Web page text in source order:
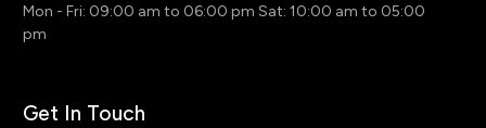
Mon - Fri: 09:00 am to 06:00 pm Sat: 10:00 am to 05:00
pm
Get In Touch